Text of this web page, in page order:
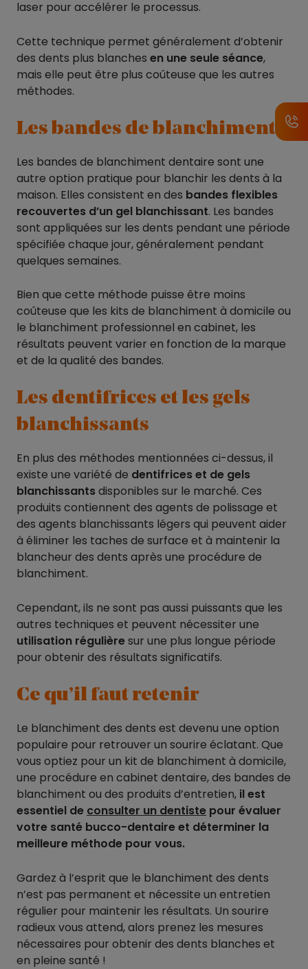
laser pour accélérer le processus.
Cette technique permet généralement d’obtenir
des dents plus blanches en une seule séance,
mais elle peut être plus coûteuse que les autres
méthodes.
Les bandes de blanchiment
Les bandes de blanchiment dentaire sont une
autre option pratique pour blanchir les dents à la
maison. Elles consistent en des bandes flexibles
recouvertes d’un gel blanchissant. Les bandes
sont appliquées sur les dents pendant une période
spécifiée chaque jour, généralement pendant
quelques semaines.
Bien que cette méthode puisse être moins
coûteuse que les kits de blanchiment à domicile ou
le blanchiment professionnel en cabinet, les
résultats peuvent varier en fonction de la marque
et de la qualité des bandes.
Les dentifrices et les gels
blanchissants
En plus des méthodes mentionnées ci-dessus, il
existe une variété de dentifrices et de gels
blanchissantsdisponibles sur le marché. Ces
produits contiennent des agents de polissage et
des agents blanchissants légers qui peuvent aider
à éliminer les taches de surface et à maintenir la
blancheur des dents après une procédure de
blanchiment.
Cependant, ils ne sont pas aussi puissants que les
autres techniques et peuvent nécessiter une
utilisation régulièresur une plus longue période
pour obtenir des résultats significatifs.
Ce qu’il faut retenir
Le blanchiment des dents est devenu une option
populaire pour retrouver un sourire éclatant. Que
vous optiez pour un kit de blanchiment à domicile,
une procédure en cabinet dentaire, des bandes de
blanchiment ou des produits d’entretien, il est
essentiel de consulter un dentiste pour évaluer
votre santé bucco-dentaire et déterminer la
meilleure méthode pour vous.
Gardez à l’esprit que le blanchiment des dents
n’est pas permanent et nécessite un entretien
régulier pour maintenir les résultats. Un sourire
radieux vous attend, alors prenez les mesures
nécessaires pour obtenir des dents blanches et
en pleine santé !